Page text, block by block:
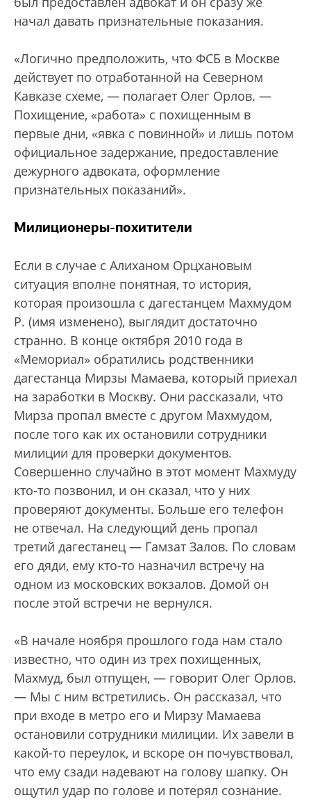
начал давать признательные показания.
«Логично предположить, что ФСБ в Москве
действует по отработанной на Северном
Кавказе схеме, — полагает Олег Орлов. —
Похищение, «работа» с похищенным в
первые дни, «явка с повинной» и лишь потом
официальное задержание, предоставление
дежурного адвоката, оформление
признательных показаний».
Милиционеры-похитители
Если в случае с Алиханом Орцхановым
ситуация вполне понятная, то история,
которая произошла с дагестанцем Махмудом
Р. (имя изменено), выглядит достаточно
странно. В конце октября 2010 года в
«Мемориал» обратились родственники
дагестанца Мирзы Мамаева, который приехал
на заработки в Москву. Они рассказали, что
Мирза пропал вместе с другом Махмудом,
после того как их остановили сотрудники
милиции для проверки документов.
Совершенно случайно в этот момент Махмуду
кто-то позвонил, и он сказал, что у них
проверяют документы. Больше его телефон
не отвечал. На следующий день пропал
третий дагестанец — Гамзат Залов. По словам
его дяди, ему кто-то назначил встречу на
одном из московских вокзалов. Домой он
после этой встречи не вернулся.
«В начале ноября прошлого года нам стало
известно, что один из трех похищенных,
Махмуд, был отпущен, — говорит Олег Орлов.
— Мы с ним встретились. Он рассказал, что
при входе в метро его и Мирзу Мамаева
остановили сотрудники милиции. Их завели в
какой-то переулок, и вскоре он почувствовал,
что ему сзади надевают на голову шапку. Он
ощутил удар по голове и потерял сознание.